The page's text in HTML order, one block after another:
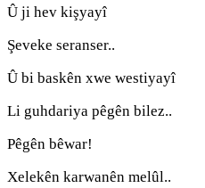
Û ji hev kişyayî
Şeveke seranser..
Û bi baskên xwe westiyayî
Li guhdariya pêgên bilez..
Pêgên bêwar!
Xelekên karwanên melûl..